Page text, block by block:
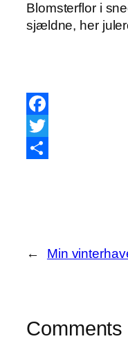
Blomsterflor i
sjældne, her
Facebook
Twitter
← Min
Comments